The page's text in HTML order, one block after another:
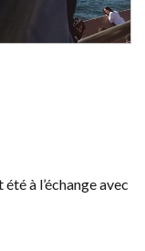
à l’échange avec